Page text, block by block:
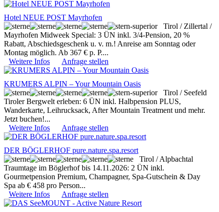
Hotel NEUE POST Mayrhofen
Tirol / Zillertal /
Mayrhofen Midweek Special: 3 ÜN inkl. 3/4-Pension, 20 %
Rabatt, Abschiedsgeschenk u. v. m.! Anreise am Sonntag oder
Montag möglich. Ab 367 € p. P....
Weitere Infos
Anfrage stellen
KRUMERS ALPIN – Your Mountain Oasis
Tirol / Seefeld
Tiroler Bergwelt erleben: 6 ÜN inkl. Halbpension PLUS,
Wanderkarte, Leihrucksack, After Mountain Treatment und mehr.
Jetzt buchen!...
Weitere Infos
Anfrage stellen
DER BÖGLERHOF pure.nature.spa.resort
Tirol / Alpbachtal
Traumtage im Böglerhof bis 14.11.2026: 2 ÜN inkl.
Gourmetpension Premium, Champagner, Spa-Gutschein & Day
Spa ab € 458 pro Person...
Weitere Infos
Anfrage stellen